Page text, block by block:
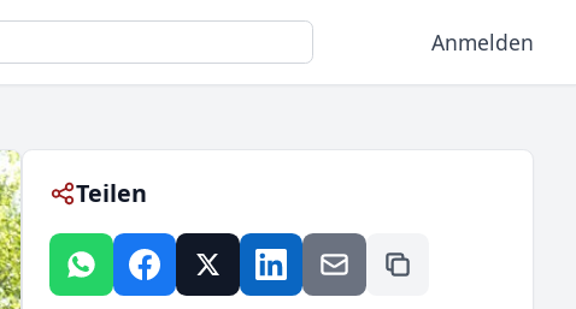
Anmelden
Teilen